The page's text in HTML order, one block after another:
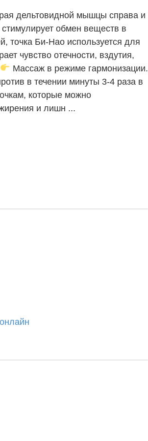
дельтовидной мышцы справа и
обмен веществ в
точка Би-Нао используется для
чувство отечности, вздутия,
Массаж в режиме гармонизации.
в течении минуты 3-4 раза в
которые можно
и лишн ...